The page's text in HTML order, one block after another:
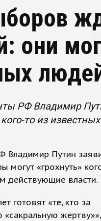
они
РФ Владимир
то из
Владимир Путин
могут «грохнуть»
действующие власти.
готовят «те, кто за